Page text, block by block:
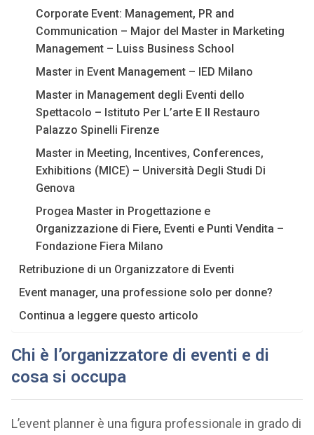
Corporate Event: Management, PR and
Communication – Major del Master in Marketing
Management – Luiss Business School
Master in Event Management – IED Milano
Master in Management degli Eventi dello
Spettacolo – Istituto Per L’arte E Il Restauro
Palazzo Spinelli Firenze
Master in Meeting, Incentives, Conferences,
Exhibitions (MICE) – Università Degli Studi Di
Genova
Progea Master in Progettazione e
Organizzazione di Fiere, Eventi e Punti Vendita –
Fondazione Fiera Milano
Retribuzione di un Organizzatore di Eventi
Event manager, una professione solo per donne?
Continua a leggere questo articolo
Chi è l’organizzatore di eventi e di
cosa si occupa
L’event planner è una figura professionale in grado di